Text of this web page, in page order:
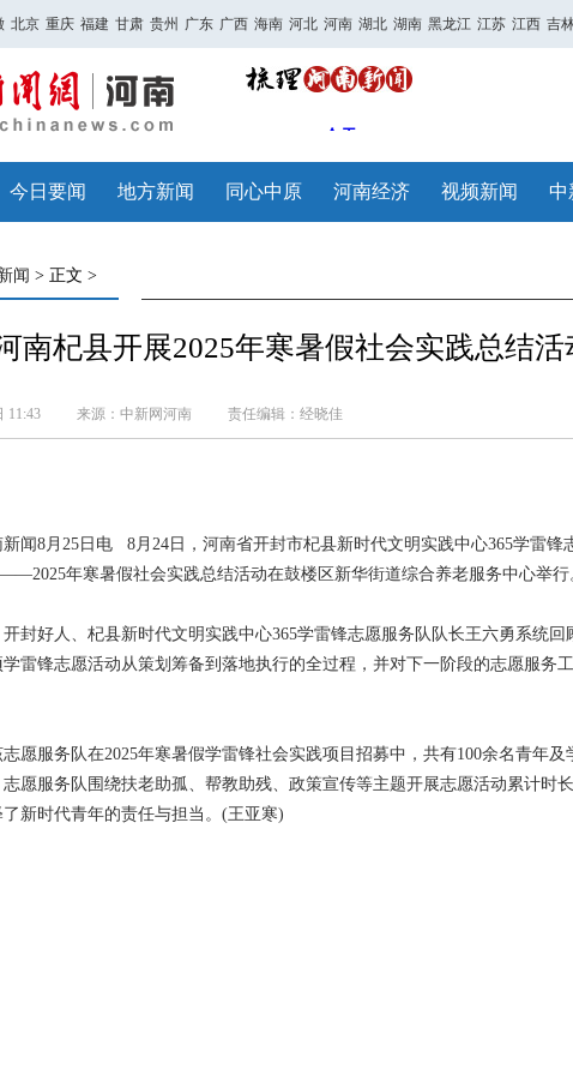
北京 重庆 福建 甘肃 贵州 广东 广西 海南 河北 河南 湖北 湖南 黑龙江 江苏 江西 吉
今日要闻 地方新闻 同心中原 河南经济 视频新闻 中
闻 > 正文 >
南杞县开展2025年寒暑假社会实践总结活
11:43 来源：中新网河南 责任编辑：经晓佳
8月25日电 8月24日，河南省开封市杞县新时代文明实践中心365学雷锋
年寒暑假社会实践总结活动在鼓楼区新华街道综合养老服务中心举行
好人、杞县新时代文明实践中心365学雷锋志愿服务队队长王六勇系统回
雷锋志愿活动从策划筹备到落地执行的全过程，并对下一阶段的志愿服务
服务队在2025年寒暑假学雷锋社会实践项目招募中，共有100余名青年及
愿服务队围绕扶老助孤、帮教助残、政策宣传等主题开展志愿活动累计时长
新时代青年的责任与担当。(王亚寒)